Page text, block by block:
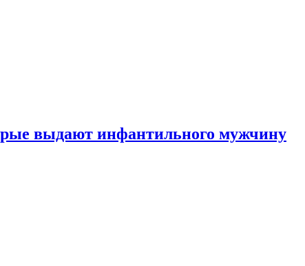
выдают инфантильного мужчину